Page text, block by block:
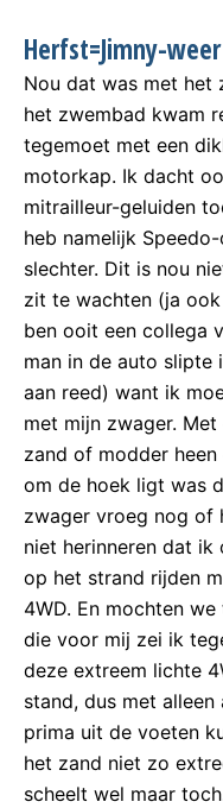
Herfst=Jimny-weer
Nou dat was met het
het zwembad kwam
tegemoet met een
motorkap. Ik dacht
mitrailleur-geluiden
heb namelijk
slechter. Dit is nou
zit te wachten (ja
ben ooit een collega
man in de auto slipte
aan reed) want ik
met mijn zwager.
zand of modder
om de hoek ligt was
zwager vroeg nog of
niet herinneren dat
op het strand rijden
4WD. En mochten
die voor mij zei ik
deze extreem lichte
stand, dus met
prima uit de voeten
het zand niet zo
scheelt wel maar